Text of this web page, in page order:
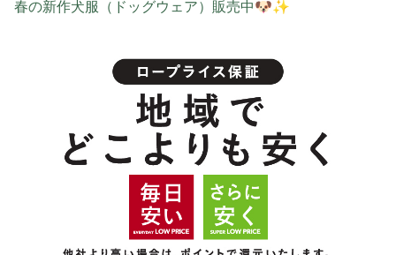
春の新作犬服（ドッグウェア）販売中🐶✨